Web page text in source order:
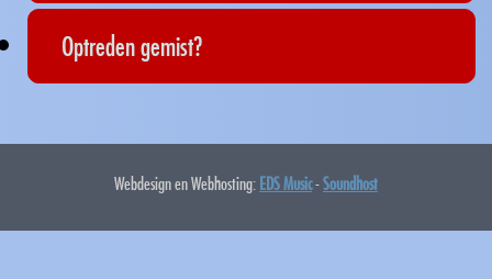
Optreden gemist?
Webdesign en Webhosting: EDS Music-Soundhost